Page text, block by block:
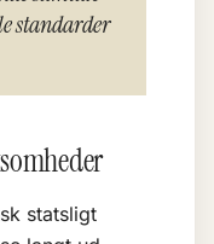
standarder
statsligt